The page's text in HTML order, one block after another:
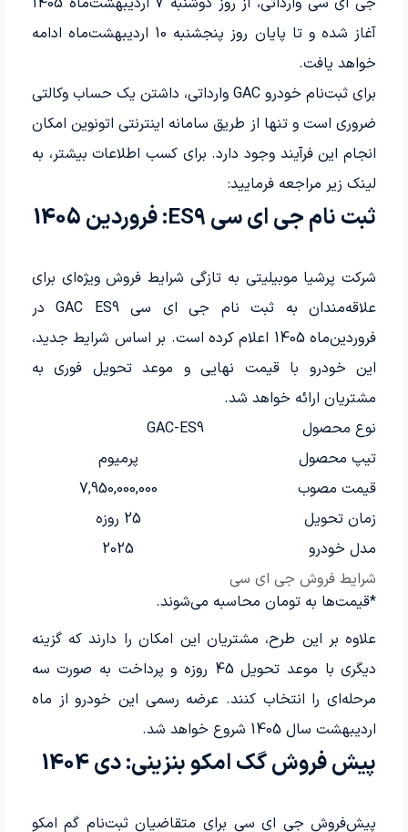
آغاز شده و تا پایان روز پنجشنبه 10 اردیبهشت‌ماه ادامه
خواهد یافت.
برای ثبت‌نام خودرو GAC وارداتی، داشتن یک حساب وکالتی
ضروری است و تنها از طریق سامانه اینترنتی اتونوین امکان
انجام این فرآیند وجود دارد. برای کسب اطلاعات بیشتر، به
لینک زیر مراجعه فرمایید:
ثبت نام جی ای سی ES9: فروردین 1405
شرکت پرشیا موبیلیتی به تازگی شرایط فروش ویژه‌ای برای
علاقه‌مندان به ثبت نام جی ای سی GAC ES9 در
فروردین‌ماه 1405 اعلام کرده است. بر اساس شرایط جدید،
این خودرو با قیمت نهایی و موعد تحویل فوری به
مشتریان ارائه خواهد شد.
شرایط فروش جی ای سی
نوع محصول
GAC-ES9
تیپ محصول
پرمیوم
قیمت مصوب
7,950,000,000
زمان تحویل
25 روزه
مدل خودرو
2025
*قیمت‌ها به تومان محاسبه می‌شوند.
علاوه بر این طرح، مشتریان این امکان را دارند که گزینه
دیگری با موعد تحویل 45 روزه و پرداخت به صورت سه
مرحله‌ای را انتخاب کنند. عرضه رسمی این خودرو از ماه
اردیبهشت سال 1405 شروع خواهد شد.
پیش فروش گک امکو بنزینی: دی 1404
پیش‌فروش جی ای سی برای متقاضیان ثبت‌نام گم امکو